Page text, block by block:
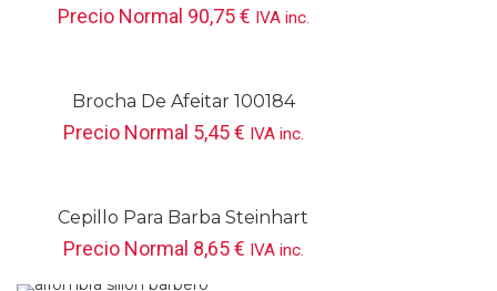
CHROME CABLE
Precio Normal 90,75€ IVA inc.
Brocha De Afeitar 100184
Precio Normal 5,45€ IVA inc.
Cepillo Para Barba Steinhart
Precio Normal 8,65€ IVA inc.